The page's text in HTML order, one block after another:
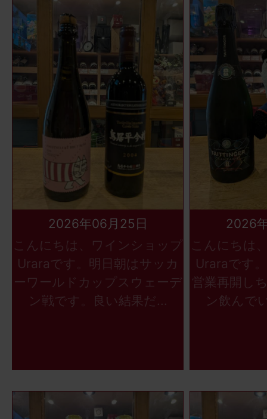
2026年06月25日
こんにちは、ワインショップ
Uraraです。明日朝はサッカ
ーワールドカップスウェーデ
ン戦です。良い結果だ...
2026
こんにちは
Uraraです
営業再開し
ン飲んで